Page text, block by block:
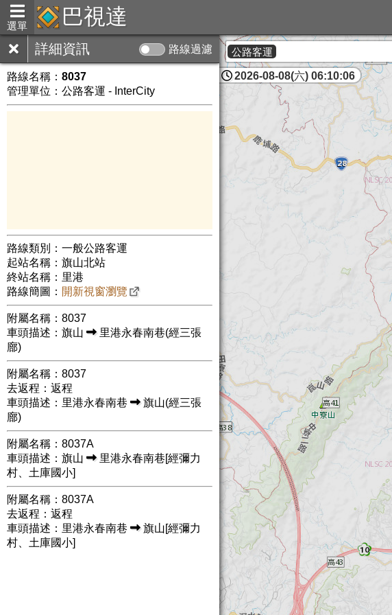
選單 巴視達
詳細資訊 路線過濾
路線名稱： 8037
管理單位：公路客運 - InterCity
路線類別：一般公路客運
起站名稱：旗山北站
終站名稱：里港
路線簡圖： 開新視窗瀏覽
附屬名稱：8037
車頭描述：旗山
里港永春南巷(經三張
廍)
附屬名稱：8037
去返程：返程
車頭描述：里港永春南巷
旗山(經三張
廍)
附屬名稱：8037A
車頭描述：旗山
里港永春南巷[經彌力
村、土庫國小]
附屬名稱：8037A
去返程：返程
車頭描述：里港永春南巷
旗山[經彌力
村、土庫國小]
公路客運
2026-08-08(六) 06:10:06